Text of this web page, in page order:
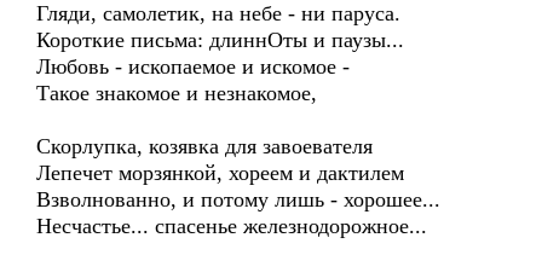
Гляди, самолетик, на небе - ни паруса.
Короткие письма: длиннОты и паузы...
Любовь - ископаемое и искомое -
Такое знакомое и незнакомое,
Скорлупка, козявка для завоевателя
Лепечет морзянкой, хореем и дактилем
Взволнованно, и потому лишь - хорошее...
Несчастье... спасенье железнодорожное...